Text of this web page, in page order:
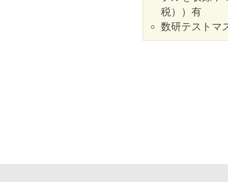
税））有
数研テストマ